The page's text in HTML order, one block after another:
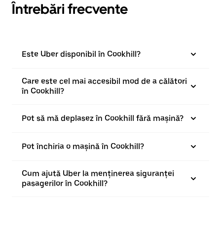
Întrebări frecvente
Este Uber disponibil în Cookhill?
Care este cel mai accesibil mod de a călători
în Cookhill?
Pot să mă deplasez în Cookhill fără mașină?
Pot închiria o mașină în Cookhill?
Cum ajută Uber la menținerea siguranței
pasagerilor în Cookhill?